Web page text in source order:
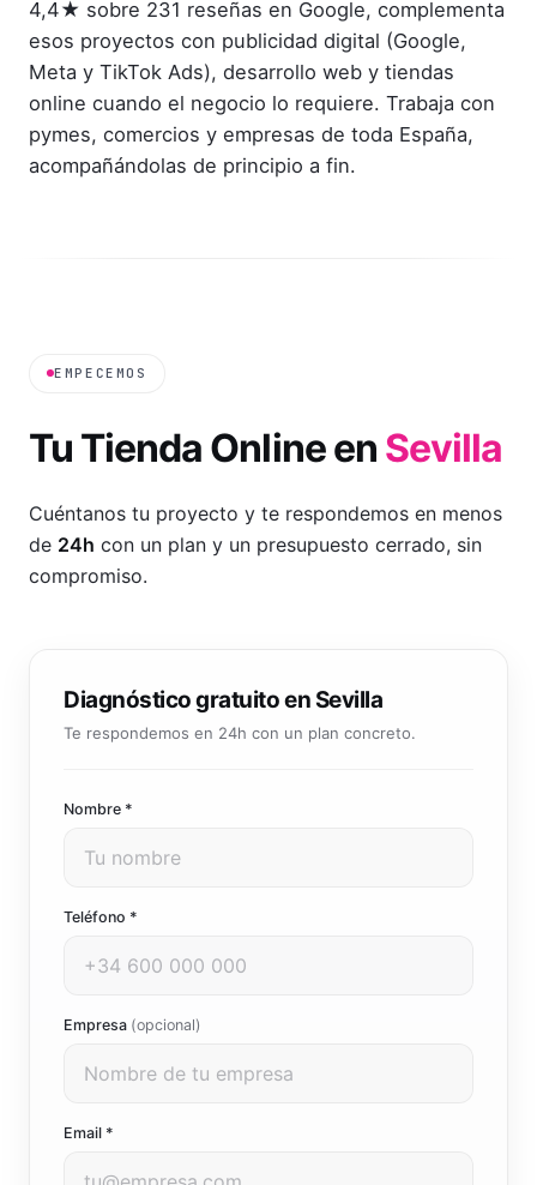
4,4★ sobre 231 reseñas en Google, complementa
esos proyectos con publicidad digital (Google,
Meta y TikTok Ads), desarrollo web y tiendas
online cuando el negocio lo requiere. Trabaja con
pymes, comercios y empresas de toda España,
acompañándolas de principio a fin.
EMPECEMOS
Tu Tienda Onlineen Sevilla
Cuéntanos tu proyecto y te respondemos en menos
de 24h con un plan y un presupuesto cerrado, sin
compromiso.
Diagnóstico gratuito en Sevilla
Te respondemos en 24h con un plan concreto.
Nombre *
Teléfono *
Empresa (opcional)
Email *